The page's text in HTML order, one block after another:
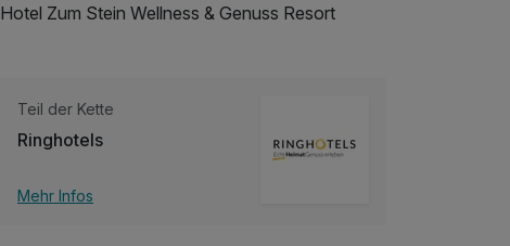
Hotel Zum Stein Wellness & Genuss Resort
Teil der Kette
Ringhotels
Mehr Infos